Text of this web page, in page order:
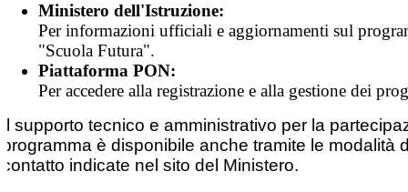
Ministero dell'Istruzione:
Per informazioni ufficiali e aggiornamenti sul
"Scuola Futura".
Piattaforma PON:
Per accedere alla registrazione e alla gestione dei
Il supporto tecnico e amministrativo per la
programma è disponibile anche tramite le modalità
contatto indicate nel sito del Ministero.